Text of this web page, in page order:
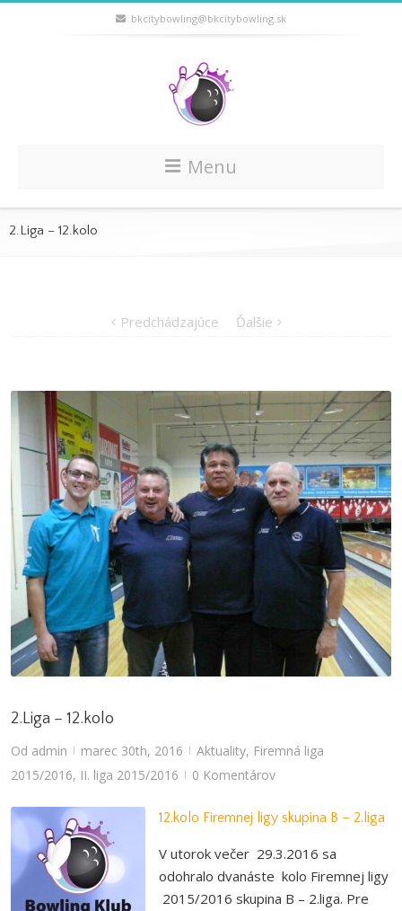
bkcitybowling@bkcitybowling.sk
Menu
2.Liga – 12.kolo
Predchádzajúce Ďalšie
2.Liga – 12.kolo
Od admin | marec 30th, 2016 | Aktuality, Firemná liga
2015/2016, II. liga 2015/2016 | 0 Komentárov
12.kolo Firemnej ligy skupina B – 2.liga
V utorok večer 29.3.2016 sa
odohralo dvanáste kolo Firemnej ligy
2015/2016 skupina B – 2.liga. Pre